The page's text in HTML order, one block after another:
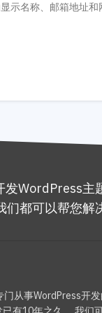
示名称、邮箱地址和
发WordPress
都可以帮您解
从事WordPress开